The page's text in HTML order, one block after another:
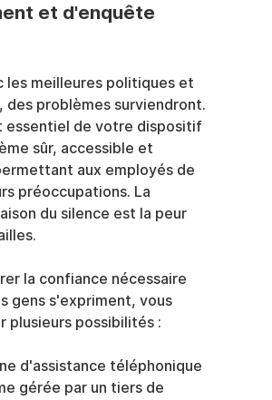
et d'enquête
les meilleures politiques et
des problèmes surviendront.
essentiel de votre dispositif
sûr, accessible et
aux employés de
préoccupations. La
du silence est la peur
la confiance nécessaire
gens s'expriment, vous
plusieurs possibilités :
d'assistance téléphonique
gérée par un tiers de